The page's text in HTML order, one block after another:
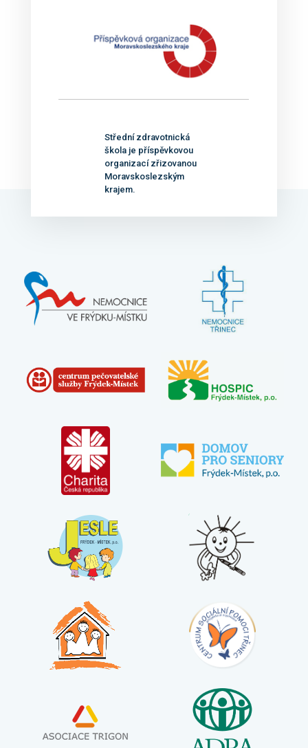
Střední zdravotnická
škola je příspěvkovou
organizací zřizovanou
Moravskoslezským
krajem.